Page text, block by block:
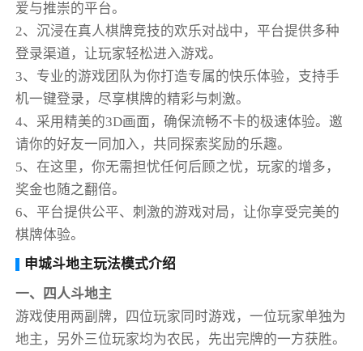
爱与推崇的平台。
2、沉浸在真人棋牌竞技的欢乐对战中，平台提供多种
登录渠道，让玩家轻松进入游戏。
3、专业的游戏团队为你打造专属的快乐体验，支持手
机一键登录，尽享棋牌的精彩与刺激。
4、采用精美的3D画面，确保流畅不卡的极速体验。邀
请你的好友一同加入，共同探索奖励的乐趣。
5、在这里，你无需担忧任何后顾之忧，玩家的增多，
奖金也随之翻倍。
6、平台提供公平、刺激的游戏对局，让你享受完美的
棋牌体验。
申城斗地主玩法模式介绍
一、四人斗地主
游戏使用两副牌，四位玩家同时游戏，一位玩家单独为
地主，另外三位玩家均为农民，先出完牌的一方获胜。